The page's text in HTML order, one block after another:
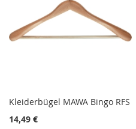
Kleiderbügel MAWA Bingo RFS
14,49 €